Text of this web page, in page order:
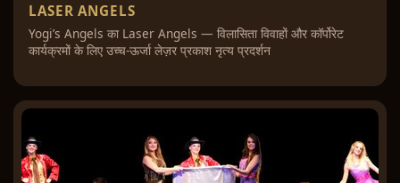
LASER ANGELS
Yogi’s Angels का Laser Angels — विलासिता विवाहों और कॉर्पोरेट
कार्यक्रमों के लिए उच्च-ऊर्जा लेज़र प्रकाश नृत्य प्रदर्शन